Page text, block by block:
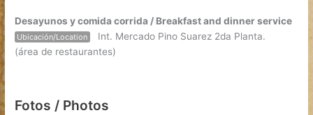
Desayunos y comida corrida / Breakfast and dinner service
Ubicación/Location
Int. Mercado Pino Suarez 2da Planta.
(área de restaurantes)
Fotos / Photos